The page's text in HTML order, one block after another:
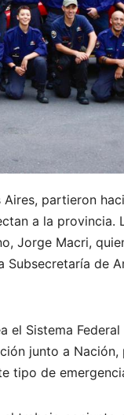
partieron
a la provincia.
Jorge Macri,
de
Sistema
junto a
tipo de